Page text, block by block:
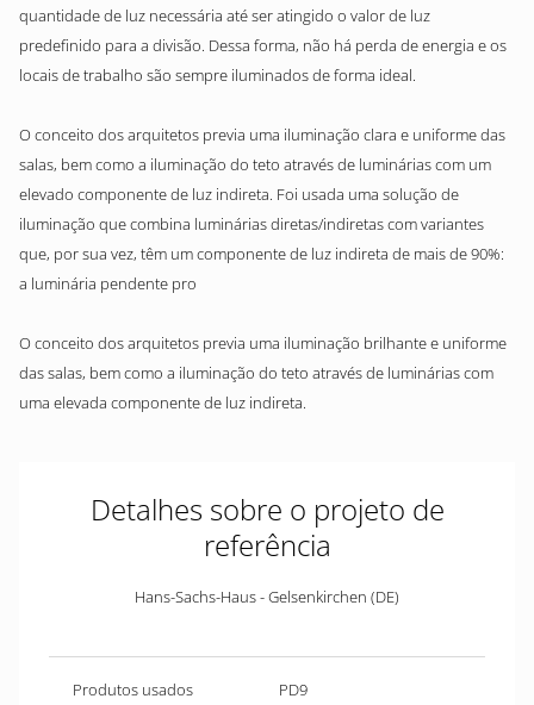
quantidade de luz necessária até ser atingido o valor de luz
predefinido para a divisão. Dessa forma, não há perda de energia e os
locais de trabalho são sempre iluminados de forma ideal.
O conceito dos arquitetos previa uma iluminação clara e uniforme das
salas, bem como a iluminação do teto através de luminárias com um
elevado componente de luz indireta. Foi usada uma solução de
iluminação que combina luminárias diretas/indiretas com variantes
que, por sua vez, têm um componente de luz indireta de mais de 90%:
a luminária pendente pro
O conceito dos arquitetos previa uma iluminação brilhante e uniforme
das salas, bem como a iluminação do teto através de luminárias com
uma elevada componente de luz indireta.
Detalhes sobre o projeto de
referência
Hans-Sachs-Haus - Gelsenkirchen (DE)
Produtos usados PD9